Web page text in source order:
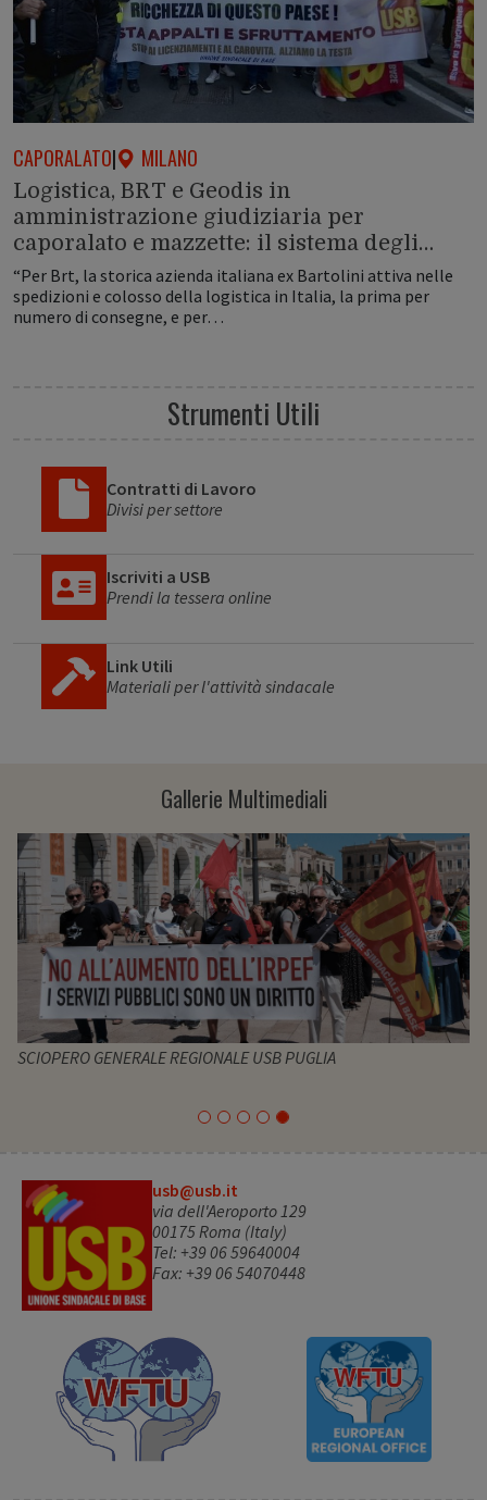
CAPORALATO| MILANO
Logistica, BRT e Geodis in
amministrazione giudiziaria per
caporalato e mazzette: il sistema degli…
“Per Brt, la storica azienda italiana ex Bartolini attiva nelle
spedizioni e colosso della logistica in Italia, la prima per
numero di consegne, e per…
Strumenti Utili
Contratti di Lavoro
Divisi per settore
Iscriviti a USB
Prendi la tessera online
Link Utili
Materiali per l'attività sindacale
Gallerie Multimediali
SCIOPERO GENERALE REGIONALE USB PUGLIA
usb@usb.it
via dell'Aeroporto 129
00175 Roma (Italy)
Tel: +39 06 59640004
Fax: +39 06 54070448